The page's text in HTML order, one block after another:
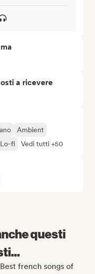
a ricevere
Ambient
fi Vedi tutti +50
questi
french songs of